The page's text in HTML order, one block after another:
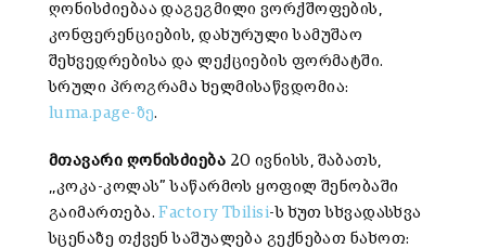
ღონისძიებაა დაგეგმილი ვორქშოფების,
კონფერენციების, დახურული სამუშაო
შეხვედრებისა და ლექციების ფორმატში.
სრული პროგრამა ხელმისაწვდომია:
luma.page-ზე.
მთავარი ღონისძიება 20 ივნისს, შაბათს,
,,კოკა-კოლას” საწარმოს ყოფილ შენობაში
გაიმართება.Factory Tbilisi-ს ხუთ სხვადასხვა
სცენაზე თქვენ საშუალება გექნებათ ნახოთ: